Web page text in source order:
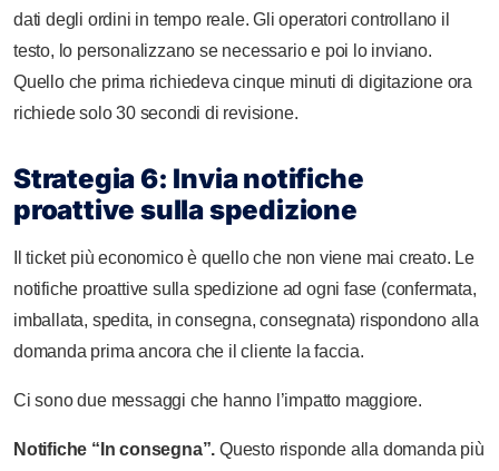
dati degli ordini in tempo reale. Gli operatori controllano il
testo, lo personalizzano se necessario e poi lo inviano.
Quello che prima richiedeva cinque minuti di digitazione ora
richiede solo 30 secondi di revisione.
Strategia 6: Invia notifiche
proattive sulla spedizione
Il ticket più economico è quello che non viene mai creato. Le
notifiche proattive sulla spedizione ad ogni fase (confermata,
imballata, spedita, in consegna, consegnata) rispondono alla
domanda prima ancora che il cliente la faccia.
Ci sono due messaggi che hanno l’impatto maggiore.
Notifiche “In consegna”. Questo risponde alla domanda più